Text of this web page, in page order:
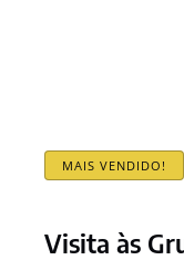
MAIS VENDIDO!
Visita às